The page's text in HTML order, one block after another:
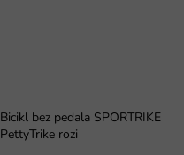
Bicikl bez pedala SPORTRIKE
PettyTrike rozi